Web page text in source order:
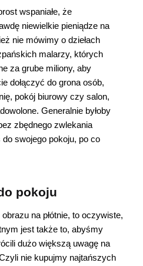
wspaniałe, że
niewielkie pieniądze na
nie mówimy o dziełach
malarzy, których
za grube miliony, aby
dołączyć do grona osób,
pokój biurowy czy salon,
Generalnie byłoby
zbędnego zwlekania
swojego pokoju, po co
pokoju
na płótnie, to oczywiste,
jest także to, abyśmy
dużo większą uwagę na
nie kupujmy najtańszych